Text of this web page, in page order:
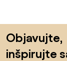
Objavujte,
inšpirujte